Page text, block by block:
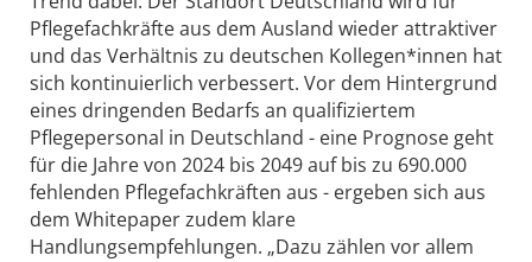
Pflegefachkräfte aus dem Ausland wieder attraktiver
und das Verhältnis zu deutschen Kollegen*innen hat
sich kontinuierlich verbessert. Vor dem Hintergrund
eines dringenden Bedarfs an qualifiziertem
Pflegepersonal in Deutschland - eine Prognose geht
für die Jahre von 2024 bis 2049 auf bis zu 690.000
fehlenden Pflegefachkräften aus - ergeben sich aus
dem Whitepaper zudem klare
Handlungsempfehlungen. „Dazu zählen vor allem